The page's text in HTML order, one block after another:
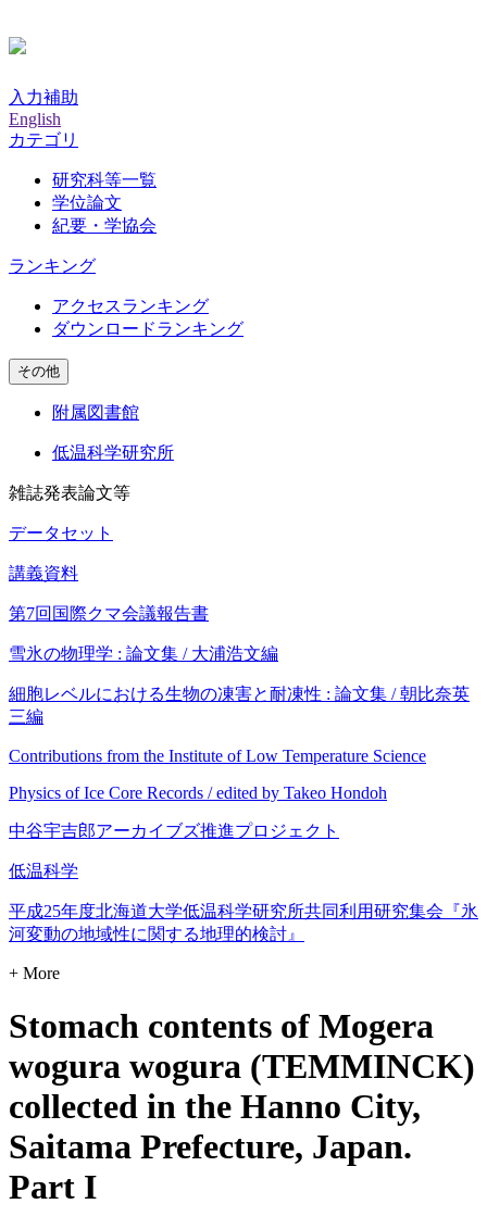
入力補助
English
カテゴリ
研究科等一覧
学位論文
紀要・学協会
ランキング
アクセスランキング
ダウンロードランキング
その他
附属図書館
低温科学研究所
雑誌発表論文等
データセット
講義資料
第7回国際クマ会議報告書
雪氷の物理学 : 論文集 / 大浦浩文編
細胞レベルにおける生物の凍害と耐凍性 : 論文集 / 朝比奈英
三編
Contributions from the Institute of Low Temperature Science
Physics of Ice Core Records / edited by Takeo Hondoh
中谷宇吉郎アーカイブズ推進プロジェクト
低温科学
平成25年度北海道大学低温科学研究所共同利用研究集会『氷
河変動の地域性に関する地理的検討』
+ More
Stomach contents of Mogera
wogura wogura (TEMMINCK)
collected in the Hanno City,
Saitama Prefecture, Japan.
Part I